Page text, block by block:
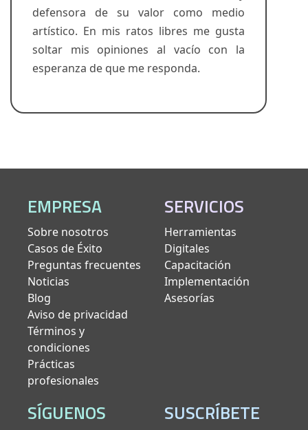
defensora de su valor como medio
artístico. En mis ratos libres me gusta
soltar mis opiniones al vacío con la
esperanza de que me responda.
EMPRESA
Sobre nosotros
Casos de Éxito
Preguntas frecuentes
Noticias
Blog
Aviso de privacidad
Términos y
condiciones
Prácticas
profesionales
SERVICIOS
Herramientas
Digitales
Capacitación
Implementación
Asesorías
SÍGUENOS SUSCRÍBETE